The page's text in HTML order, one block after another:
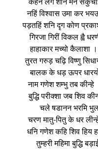
नहिं विश्वास उमा कर
पड़तहिं शनि दृग कोण
गिरजा गिरीं विकल ह्वै
हाहाकार मच्यो कैलाशा
तुरत गरुड़ चढ़ि विष्णु
बालक के धड़ ऊपर
नाम गणेश शम्भु तब कीन्हे
बुद्धि परीक्शा जब शिव
चले षडानन भरमि
चरण मातु-पितु के धर
धनि गणेश कहि शिव
तुम्हरी महिमा बुद्धि